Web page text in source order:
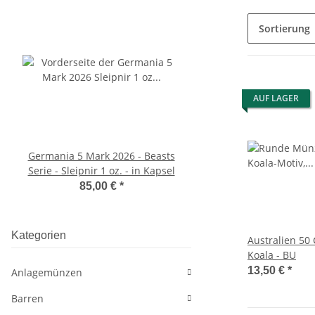
Sortierung
AUF LAGER
Australien 50 Cent 2025
Koala - BU
13,50 € *
Germania 5 Mark 2026 - Beasts
Serie - Sleipnir 1 oz. - in Kapsel
85,00 € *
Australien 1 Dollar
Brisbane Money
Kategorien
Anlagemünzen
Barren